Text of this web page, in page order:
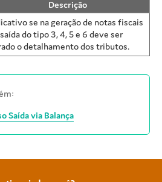
Descrição
se na geração de notas fiscais
do tipo 3, 4, 5 e 6 deve ser
o detalhamento dos tributos.
Saída via Balança